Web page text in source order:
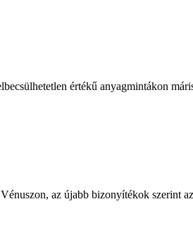
értékű anyagmintákon
az újabb bizonyítékok szerint